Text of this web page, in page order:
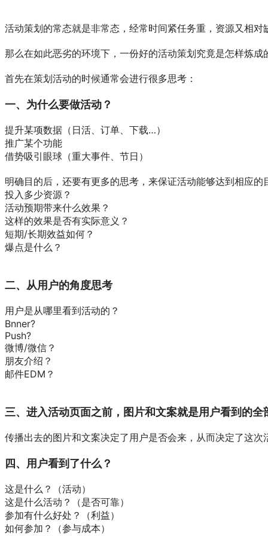
活动策划的常态就是非常态，经常时间紧任务重，资源又相对
那么在如此恶劣的环境下，一份好的活动策划究竟是怎样炼成
首先在策划活动的时候通常会进行很多思考：
一、为什么要做活动？
提升某项数据（日活、订单、下载…）
推广某个功能
借势吸引眼球（重大事件、节日）
明确目的后，还要有更多的思考，来保证活动能够达到相应的
投入多少资源？
活动预期带来什么效果？
这样的效果是否有实际意义？
短期/长期效益如何？
爆点是什么？
二、从用户的角度思考
用户是从哪里看到活动的？
Bnner?
Push?
微博/微信？
朋友介绍？
邮件EDM？
三、进入活动页面之前，图片和文案就是用户看到的全
传播出去的图片和文案决定了用户是否会来，从而决定了这次
四、用户看到了什么？
这是什么？（活动）
这是什么活动？（是否可靠）
参加有什么好处？（利益）
如何参加？（参与成本）